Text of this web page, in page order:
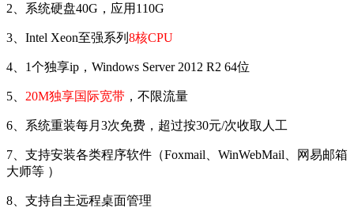
2、系统硬盘40G，应用110G
3、Intel Xeon至强系列 8核CPU
4、1个独享ip，Windows Server 2012 R2 64位
5、 20M独享国际宽带 ，不限流量
6、系统重装每月3次免费，超过按30元/次收取人工
7、支持安装各类程序软件（Foxmail、WinWebMail、网易邮箱
大师等 ）
8、支持自主远程桌面管理